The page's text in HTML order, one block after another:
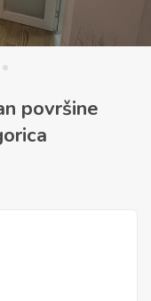
površine